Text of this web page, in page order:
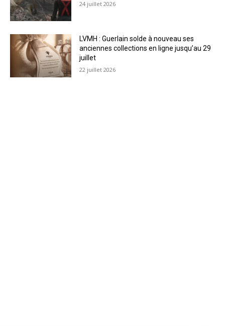
24 juillet 2026
LVMH : Guerlain solde à nouveau ses
anciennes collections en ligne jusqu’au 29
juillet
22 juillet 2026